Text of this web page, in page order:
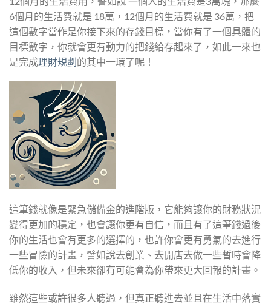
6個月的生活費就是 18萬，12個月的生活費就是 36萬，把
這個數字當作是你接下來的存錢目標，當你有了一個具體的
目標數字，你就會更有動力的把錢給存起來了，如此一來也
是完成理財規劃的其中一環了呢！
這筆錢就像是緊急儲備金的進階版，它能夠讓你的財務狀況
變得更加的穩定，也會讓你更有自信，而且有了這筆錢過後
你的生活也會有更多的選擇的，也許你會更有勇氣的去進行
一些冒險的計畫，譬如說去創業、去開店去做一些暫時會降
低你的收入，但未來卻有可能會為你帶來更大回報的計畫。
雖然這些或許很多人聽過，但真正聽進去並且在生活中落實